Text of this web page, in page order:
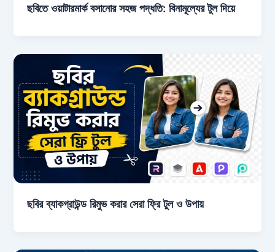
ছবিতে ওয়াটারমার্ক বসানোর সহজ পদ্ধতি: বিনামূল্যের টুল দিয়ে
ছবির ব্যাকগ্রাউন্ড রিমুভ করার সেরা ফ্রি টুল ও উপায়